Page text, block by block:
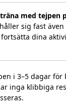
med tejpen
sig fast
dina
i 3–5 dagar för
inga klibbiga